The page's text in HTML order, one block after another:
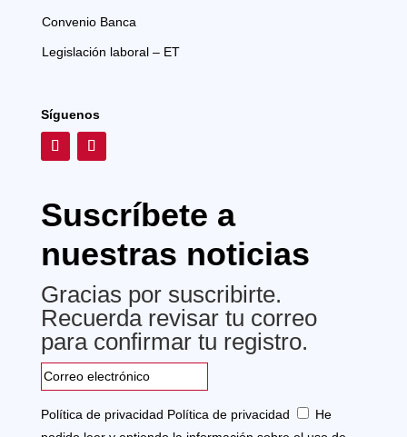
Convenio Banca
Legislación laboral – ET
Síguenos
Suscríbete a
nuestras noticias
Gracias por suscribirte.
Recuerda revisar tu correo
para confirmar tu registro.
Política de privacidad Política de privacidad
He